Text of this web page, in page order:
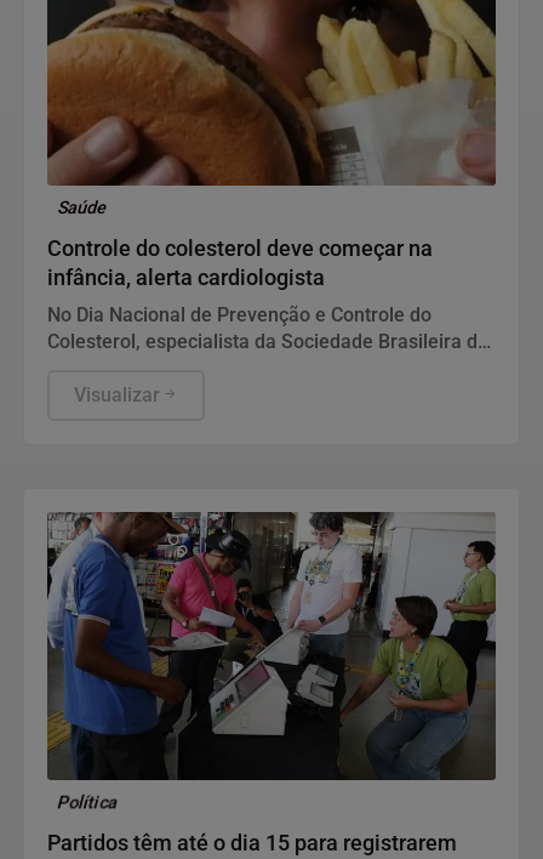
Saúde
Controle do colesterol deve começar na
infância, alerta cardiologista
No Dia Nacional de Prevenção e Controle do
Colesterol, especialista da Sociedade Brasileira de
anos, alimentação equilibrada e atividade física.
Visualizar
Política
Partidos têm até o dia 15 para registrarem